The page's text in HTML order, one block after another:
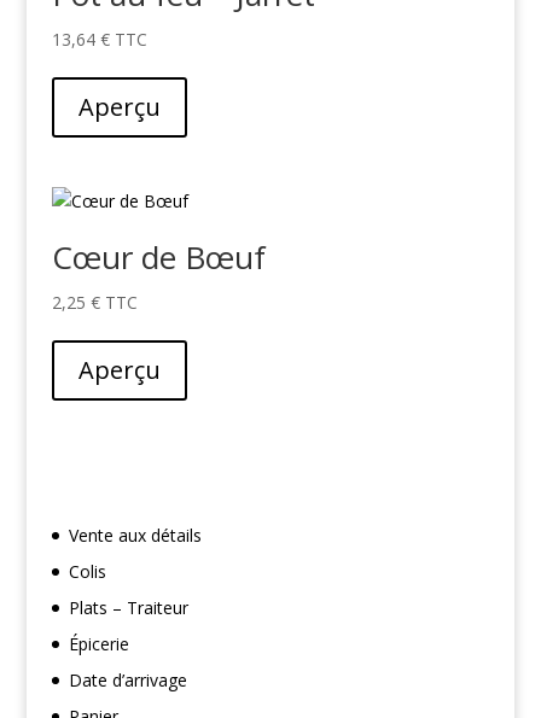
13,64 €
Aperçu
Cœur de Bœuf
2,25 €
Aperçu
Vente aux détails
Colis
Plats – Traiteur
Épicerie
Date d’arrivage